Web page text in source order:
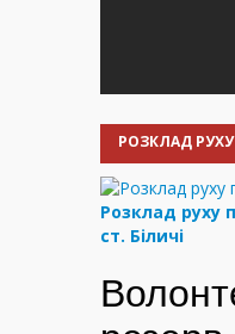
РОЗКЛАД
Розклад руху
ст. Біличі